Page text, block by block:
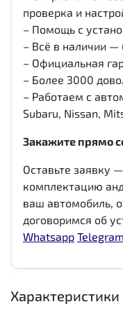
проверка и
– Помощь с
– Всё в наличии —
– Официальная
– Более 3000
– Работаем с
Subaru, Nissan,
Закажите прямо
Оставьте заявку
комплектацию
ваш автомобиль,
договоримся об
Whatsapp Telegram
Характеристики